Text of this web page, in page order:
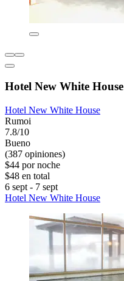
Hotel New White House
Hotel New White House
Rumoi
7.8/10
Bueno
(387 opiniones)
$44 por noche
$48 en total
6 sept - 7 sept
Hotel New White House